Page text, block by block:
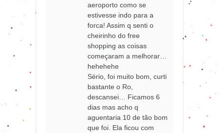
aeroporto como se
estivesse indo para a
forca! Assim q senti o
cheirinho do free
shopping as coisas
começaram a melhorar…
hehehehe
Sério, foi muito bom, curti
bastante o Ro,
descansei… Ficamos 6
dias mas acho q
aguentaria 10 de tão bom
que foi. Ela ficou com